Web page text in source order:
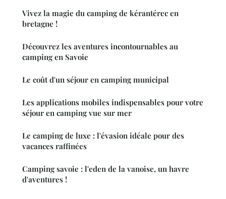
Vivez la magie du camping de kérantérec en
bretagne !
Découvrez les aventures incontournables au
camping en Savoie
Le coût d'un séjour en camping municipal
Les applications mobiles indispensables pour votre
séjour en camping vue sur mer
Le camping de luxe : l'évasion idéale pour des
vacances raffinées
Camping savoie : l'eden de la vanoise, un havre
d'aventures !